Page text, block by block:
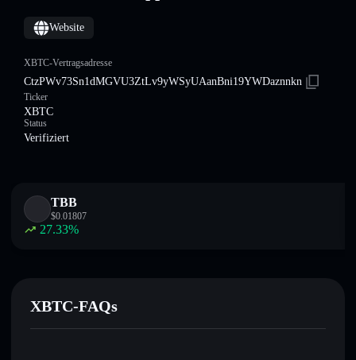
Website
XBTC-Vertragsadresse
CtzPWv73Sn1dMGVU3ZtLv9yWSyUAanBni19YWDaznnkn
Ticker
XBTC
Status
Verifiziert
TBB
$0.01807
27.33%
XBTC-FAQs